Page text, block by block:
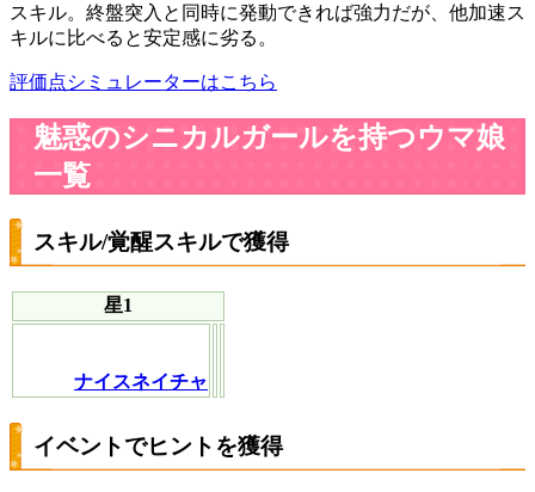
スキル。終盤突入と同時に発動できれば強力だが、他加速ス
キルに比べると安定感に劣る。
評価点シミュレーターはこちら
魅惑のシニカルガールを持つウマ娘
一覧
スキル/覚醒スキルで獲得
星1
ナイスネイチャ
イベントでヒントを獲得